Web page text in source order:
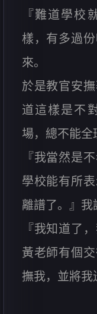
『難道學校
樣，有多過
來。
於是教官安
道這樣是不
場，總不能全
『我當然是
學校能有所
離譜了。』我
『我知道了
黃老師有個
撫我，並將我